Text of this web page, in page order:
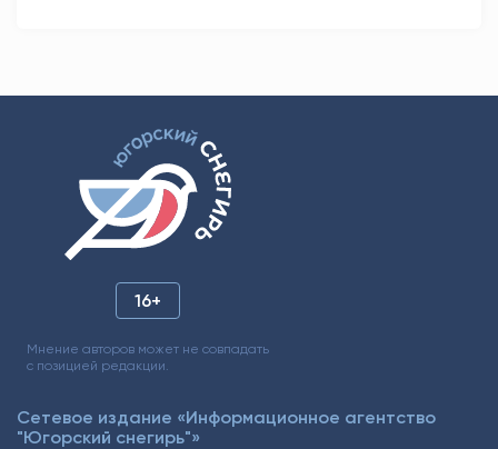
16+
Мнение авторов может не совпадать
с позицией редакции.
Сетевое издание «Информационное агентство
"Югорский снегирь"»